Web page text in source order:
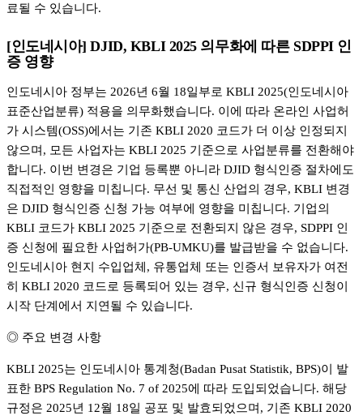
료될 수 있습니다.
[인도네시아] DJID, KBLI 2025 의무화에 따른 SDPPI 인
증 영향
인도네시아 정부는 2026년 6월 18일부로 KBLI 2025(인도네시아
표준산업분류) 적용을 의무화했습니다. 이에 따라 온라인 사업허
가 시스템(OSS)에서는 기존 KBLI 2020 코드가 더 이상 인정되지
않으며, 모든 사업자는 KBLI 2025 기준으로 사업분류를 전환해야
합니다. 이번 변경은 기업 등록뿐 아니라 DJID 형식인증 절차에도
직접적인 영향을 미칩니다. 무선 및 통신 산업의 경우, KBLI 변경
은 DJID 형식인증 신청 가능 여부에 영향을 미칩니다. 기업의
KBLI 코드가 KBLI 2025 기준으로 전환되지 않은 경우, SDPPI 인
증 신청에 필요한 사업허가(PB-UMKU)를 발급받을 수 없습니다.
인도네시아 현지 수입업체, 유통업체 또는 인증서 보유자가 여전
히 KBLI 2020 코드로 등록되어 있는 경우, 신규 형식인증 신청이
시작 단계에서 지연될 수 있습니다.
◎ 주요 변경 사항
KBLI 2025는 인도네시아 통계청(Badan Pusat Statistik, BPS)이 발
표한 BPS Regulation No. 7 of 2025에 따라 도입되었습니다. 해당
규정은 2025년 12월 18일 공포 및 발효되었으며, 기존 KBLI 2020